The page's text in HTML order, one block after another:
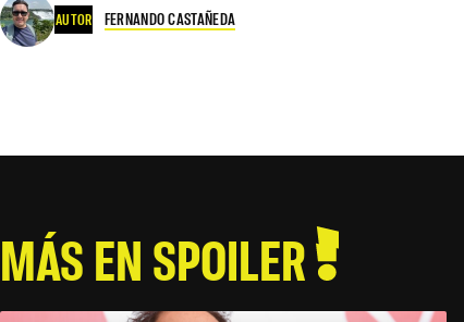
AUTOR FERNANDO CASTAÑEDA
MÁS EN SPOILER